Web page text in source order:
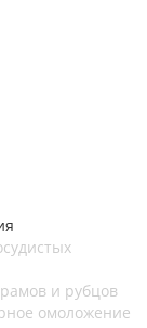
и рубцов
омоложение